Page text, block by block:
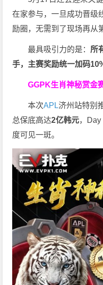
在家参与，一旦成功晋级
励圈，无需到了现场再从
最具吸引力的是： 所
手，主赛奖励统一加码
GGPK生肖神秘赏金
本次APL济州站特别
总保底高达2亿韩元，
度可见一斑。